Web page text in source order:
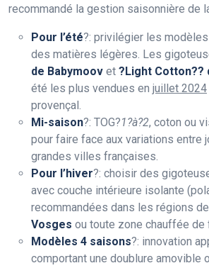
recommandé la gestion saisonnière de
Pour l’été?: privilégier les modèles
des matières légères. Les
de Babymoov et ?Light Cotton??
été les plus vendues en juillet 2024
provençal.
Mi-saison?: TOG?1?à?2, coton ou
pour faire face aux variations entre
grandes villes françaises.
Pour l’hiver?: choisir des
avec couche intérieure isolante
recommandées dans les régions de
Vosges ou toute zone chauffée de
Modèles 4 saisons?: innovation
comportant une doublure amovible